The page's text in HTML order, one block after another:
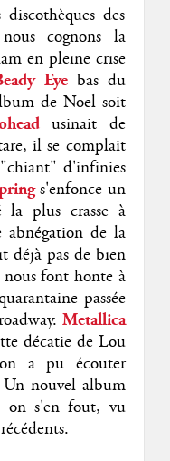
des
cognons la
en pleine crise
Eye bas du
de Noel soit
usinait de
il se complait
d'infinies
s'enfonce un
la plus crasse à
abnégation de la
déjà pas de bien
nous font honte à
passée
Metallica
décatie de Lou
a pu écouter
nouvel album
on s'en fout, vu